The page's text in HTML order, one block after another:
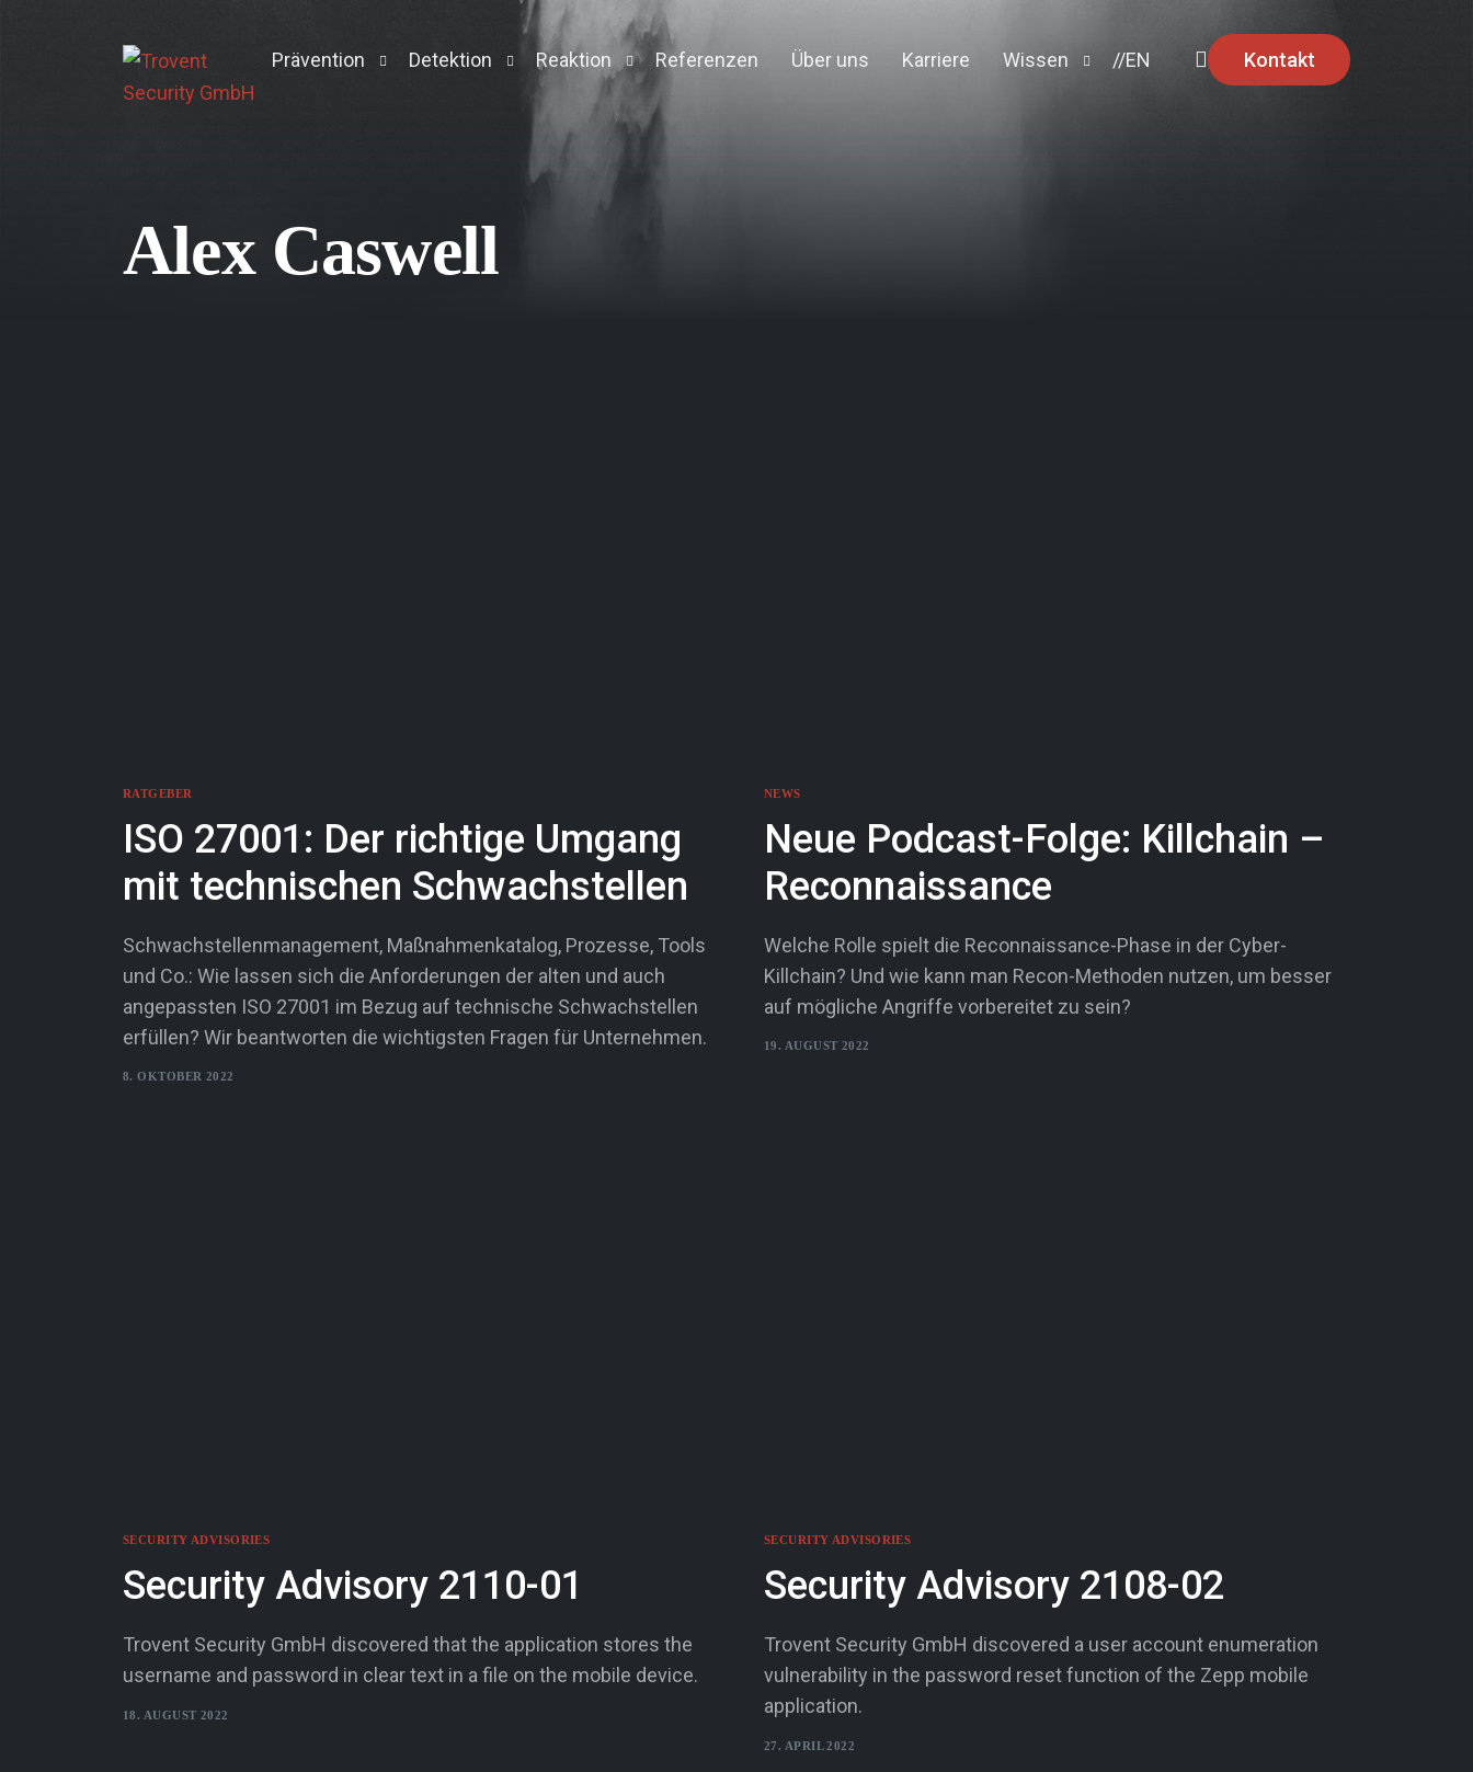
Prävention
Breach & Attack Simulation
Vulnerability Management
Detektion
Managed Detection and Response
Context Engine
Reaktion
Forensic Appliance
Referenzen Über uns Karriere Wissen //EN Kontakt
Alex Caswell
RATGEBER
ISO 27001: Der richtige Umgang
mit technischen Schwachstellen
Schwachstellenmanagement, Maßnahmenkatalog, Prozesse, Tools
und Co.: Wie lassen sich die Anforderungen der alten und auch
angepassten ISO 27001 im Bezug auf technische Schwachstellen
erfüllen? Wir beantworten die wichtigsten Fragen für Unternehmen.
8. OKTOBER 2022
NEWS
Neue Podcast-Folge: Killchain –
Reconnaissance
Welche Rolle spielt die Reconnaissance-Phase in der Cyber-
Killchain? Und wie kann man Recon-Methoden nutzen, um besser
auf mögliche Angriffe vorbereitet zu sein?
19. AUGUST 2022
SECURITY ADVISORIES
Security Advisory 2110-01
Trovent Security GmbH discovered that the application stores the
username and password in clear text in a file on the mobile device.
18. AUGUST 2022
SECURITY ADVISORIES
Security Advisory 2108-02
Trovent Security GmbH discovered a user account enumeration
vulnerability in the password reset function of the Zepp mobile
application.
27. APRIL 2022